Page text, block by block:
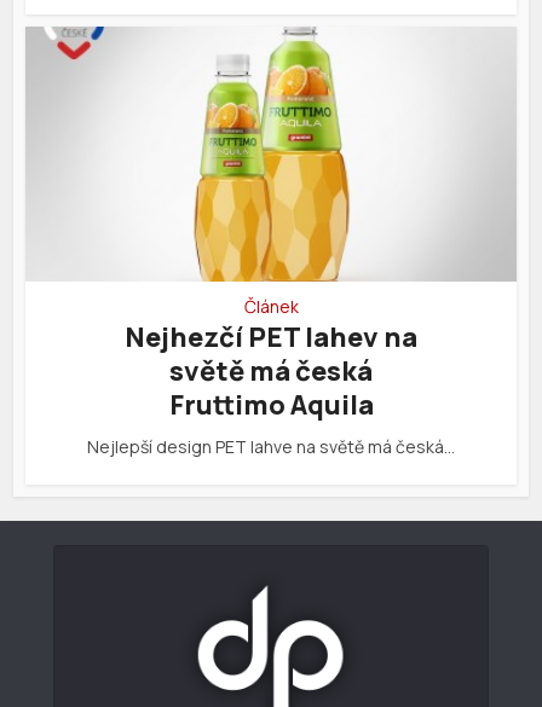
Článek
Nejhezčí PET lahev na
světě má česká
Fruttimo Aquila
Nejlepší design PET lahve na světě má česká…